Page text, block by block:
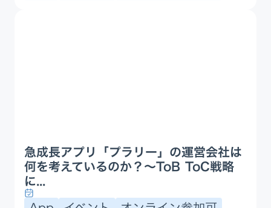
急成長アプリ「プラリー」の運営会社は
何を考えているのか？〜ToB ToC戦略
に...